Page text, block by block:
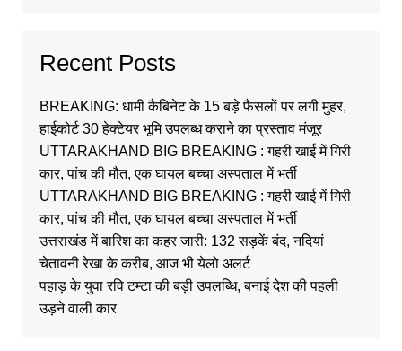
Recent Posts
BREAKING: धामी कैबिनेट के 15 बड़े फैसलों पर लगी मुहर,
हाईकोर्ट 30 हेक्टेयर भूमि उपलब्ध कराने का प्रस्ताव मंजूर
UTTARAKHAND BIG BREAKING : गहरी खाई में गिरी
कार, पांच की मौत, एक घायल बच्चा अस्पताल में भर्ती
UTTARAKHAND BIG BREAKING : गहरी खाई में गिरी
कार, पांच की मौत, एक घायल बच्चा अस्पताल में भर्ती
उत्तराखंड में बारिश का कहर जारी: 132 सड़कें बंद, नदियां
चेतावनी रेखा के करीब, आज भी येलो अलर्ट
पहाड़ के युवा रवि टम्टा की बड़ी उपलब्धि, बनाई देश की पहली
उड़ने वाली कार